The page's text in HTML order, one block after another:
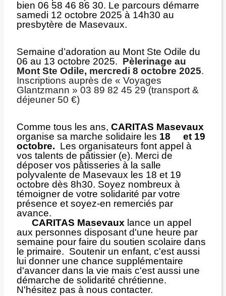
bien 06 58 46 86 30. Le parcours démarre
samedi 12 octobre 2025 à 14h30 au
presbytère de Masevaux.
Semaine d’adoration au Mont Ste Odile du
06 au 13 octobre 2025. Pèlerinage au
Mont Ste Odile, mercredi 8 octobre 2025.
Inscriptions auprès de « Voyages
Glantzmann » 03 89 82 45 29 (transport &
déjeuner 50 €)
Comme tous les ans, CARITAS Masevaux
organise sa marche solidaire les 18 et 19
octobre. Les organisateurs font appel à
vos talents de pâtissier (e). Merci de
déposer vos pâtisseries à la salle
polyvalente de Masevaux les 18 et 19
octobre dès 8h30. Soyez nombreux à
témoigner de votre solidarité par votre
présence et soyez-en remerciés par
avance.
CARITAS Masevauxlance un appel
aux personnes disposant d'une heure par
semaine pour faire du soutien scolaire dans
le primaire. Soutenir un enfant, c'est aussi
lui donner une chance supplémentaire
d'avancer dans la vie mais c'est aussi une
démarche de solidarité chrétienne.
N'hésitez pas à nous contacter.